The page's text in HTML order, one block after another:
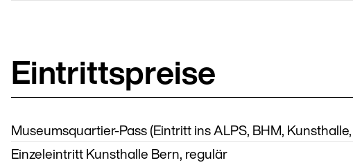
Eintrittspreise
Museumsquartier-Pass (Eintritt ins ALPS, BHM,
Einzeleintritt Kunsthalle Bern, regulär